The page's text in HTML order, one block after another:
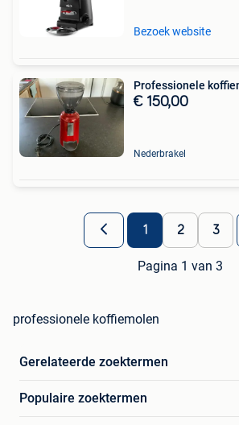
Bezoek website
Professionele
€ 150,00
Nederbrakel
1 2 3
Pagina 1 van 3
professionele koffiemolen
Gerelateerde zoektermen
Populaire zoektermen